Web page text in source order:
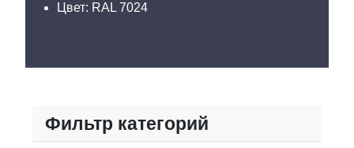
Цвет: RAL 7024
Фильтр категорий